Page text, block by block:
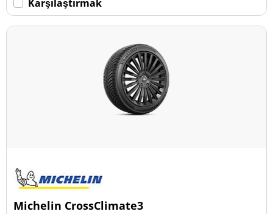
Karşılaştırmak
Michelin CrossClimate3